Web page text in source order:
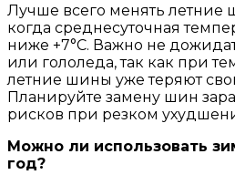
Лучше всего менять
когда среднесуточная
ниже +7°C. Важно не
или гололеда, так как при
летние шины уже теряют
Планируйте замену шин
рисков при резком
Можно ли использовать
год?